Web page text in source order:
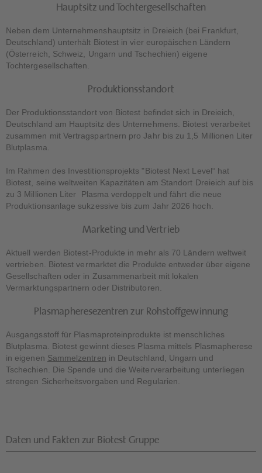
Hauptsitz und Tochtergesellschaften
Neben dem Unternehmenshauptsitz in Dreieich (bei Frankfurt,
Deutschland) unterhält Biotest in vier europäischen Ländern
(Österreich, Schweiz, Ungarn und Tschechien) eigene
Tochtergesellschaften.
Produktionsstandort
Der Produktionsstandort von Biotest befindet sich in Dreieich,
Deutschland am Hauptsitz des Unternehmens. Biotest verarbeitet
zusammen mit Vertragspartnern pro Jahr bis zu 1,5 Millionen Liter
Blutplasma.
Im Rahmen des Investitionsprojekts "Biotest Next Level“ hat
Biotest, seine weltweiten Kapazitäten am Standort Dreieich auf bis
zu 3 Millionen Liter Plasma verdoppelt und fährt die neue
Produktionsanlage sukzessive bis zum Jahr 2026 hoch.
Marketing und Vertrieb
Aktuell werden Biotest-Produkte in mehr als 70 Ländern weltweit
vertrieben. Biotest vermarktet die Produkte entweder über eigene
Gesellschaften oder in Zusammenarbeit mit lokalen
Vermarktungspartnern oder Distributoren.
Plasmapheresezentren zur Rohstoffgewinnung
Ausgangsstoff für Plasmaproteinprodukte ist menschliches
Blutplasma. Biotest gewinnt dieses Plasma mittels Plasmapherese
in eigenen Sammelzentren in Deutschland, Ungarn und
Tschechien. Die Spende und die Weiterverarbeitung unterliegen
strengen Sicherheitsvorgaben und Regularien.
Daten und Fakten zur Biotest Gruppe